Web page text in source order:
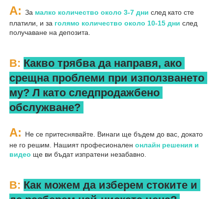
A: За малко количество около 3-7 дни след като сте
платили, и за голямо количество около 10-15 дни след
получаване на депозита.
В: Какво трябва да направя, ако
срещна проблеми при използването
му? Л като следпродажбено
обслужване?
A:
Не се притеснявайте. Винаги ще бъдем до вас, докато
не го решим. Нашият професионален онлайн решения и
видео ще ви бъдат изпратени незабавно.
В: Как можем да изберем стоките и